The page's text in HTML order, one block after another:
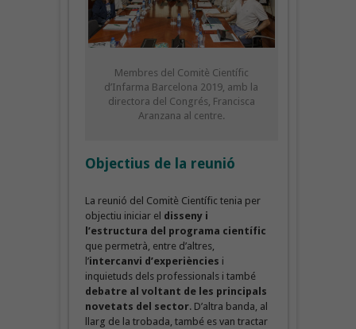
Membres del Comitè Científic
d’Infarma Barcelona 2019, amb la
directora del Congrés, Francisca
Aranzana al centre.
Objectius de la reunió
La reunió del Comitè Científic tenia per
objectiu iniciar el disseny i
l’estructura del programa científic
que permetrà, entre d’altres,
l’intercanvi d’experiències i
inquietuds dels professionals i també
debatre al voltant de les principals
novetats del sector. D’altra banda, al
llarg de la trobada, també es van tractar